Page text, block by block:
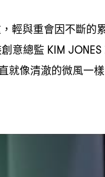
， 輕與重會因不斷的
意總監 KIM JONES
就像清澈的微風一